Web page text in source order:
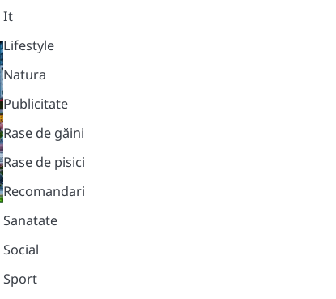
It
Lifestyle
Natura
Publicitate
Rase de găini
Rase de pisici
Recomandari
Sanatate
Social
Sport